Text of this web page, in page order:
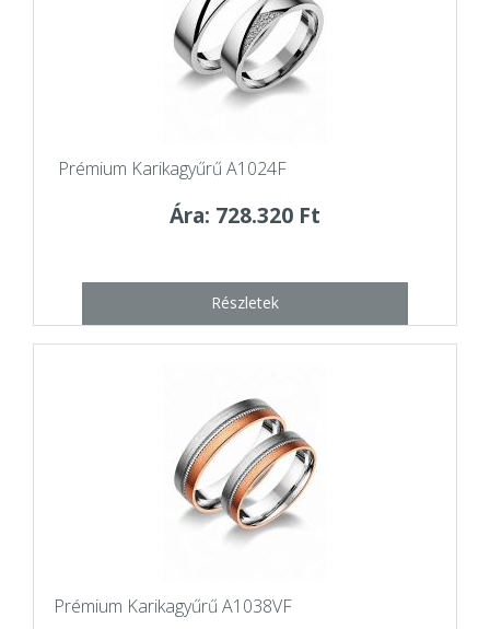
Prémium Karikagyűrű A1024F
Ára: 728.320 Ft
Részletek
Prémium Karikagyűrű A1038VF